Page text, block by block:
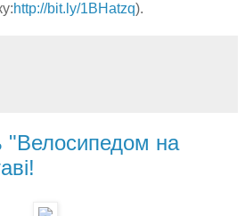
http://bit.ly/1BHatzq).
"Велосипедом на